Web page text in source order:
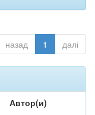
назад 1 далі
Автор(и)